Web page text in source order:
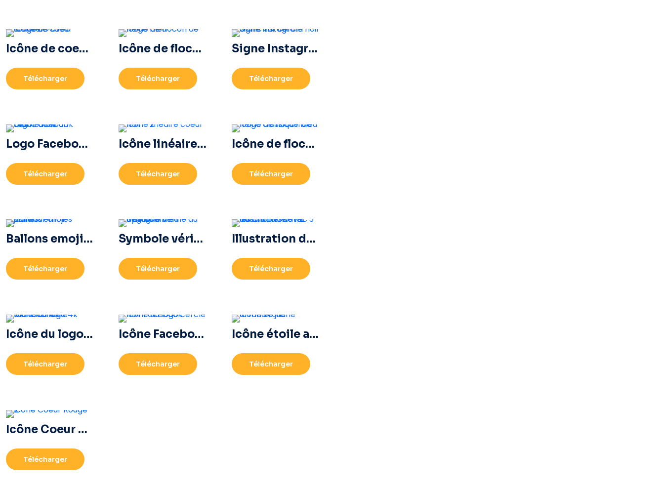
Icône de coeur rouge 3D avec ombre
Télécharger
Icône de flocon de neige bleu
Télécharger
Signe Instagram blanc sur cercle noir
Télécharger
Logo Facebook blanc dans un cercle noir
Télécharger
Icône linéaire coeur noir – 2
Télécharger
Icône de flocon de neige classique bleu
Télécharger
Ballons emoji d'amour drôles jaunes
Télécharger
Symbole vérifié du dégradé bleu Instagram
Télécharger
Illustration de la calculatrice avec les chiffres 0-1-2-3
Télécharger
Icône du logo 4k Ultra HD noir monochrome
Télécharger
Icône Facebook cerclée noire
Télécharger
Icône étoile arrondie jaune
Télécharger
Icône Coeur Rouge – 2
Télécharger